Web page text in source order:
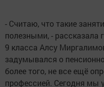
- Считаю, что такие
полезными, - рассказала
9 класса Алсу
задумывался о
более того, не все ещё
профессией. Сегодня мы